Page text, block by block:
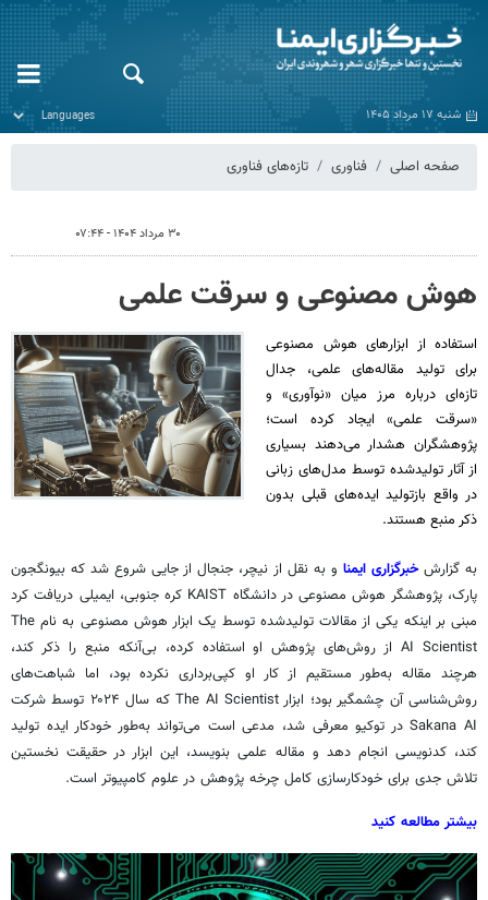
شنبه ۱۷ مرداد ۱۴۰۵
صفحه اصلی فناوری تازه‌های فناوری
۳۰ مرداد ۱۴۰۴ - ۰۷:۴۴
هوش مصنوعی و سرقت علمی
استفاده از ابزارهای هوش مصنوعی
برای تولید مقاله‌های علمی، جدال
تازه‌ای درباره مرز میان «نوآوری» و
«سرقت علمی» ایجاد کرده است؛
پژوهشگران هشدار می‌دهند بسیاری
از آثار تولیدشده توسط مدل‌های زبانی
در واقع بازتولید ایده‌های قبلی بدون
ذکر منبع هستند.
به گزارش خبرگزاری ایمنا و به نقل از نیچر، جنجال از جایی شروع شد که بیونگجون
پارک، پژوهشگر هوش مصنوعی در دانشگاه KAIST کره جنوبی، ایمیلی دریافت کرد
مبنی بر اینکه یکی از مقالات تولیدشده توسط یک ابزار هوش مصنوعی به نام The
AI Scientist از روش‌های پژوهش او استفاده کرده، بی‌آنکه منبع را ذکر کند،
هرچند مقاله به‌طور مستقیم از کار او کپی‌برداری نکرده بود، اما شباهت‌های
روش‌شناسی آن چشمگیر بود؛ ابزار The AI Scientist که سال ۲۰۲۴ توسط شرکت
Sakana AI در توکیو معرفی شد، مدعی است می‌تواند به‌طور خودکار ایده تولید
کند،کدنویسی انجام دهد و مقاله علمی بنویسد، این ابزار در حقیقت نخستین
تلاش جدی برای خودکارسازی کامل چرخه پژوهش در علوم کامپیوتر است.
بیشتر مطالعه کنید